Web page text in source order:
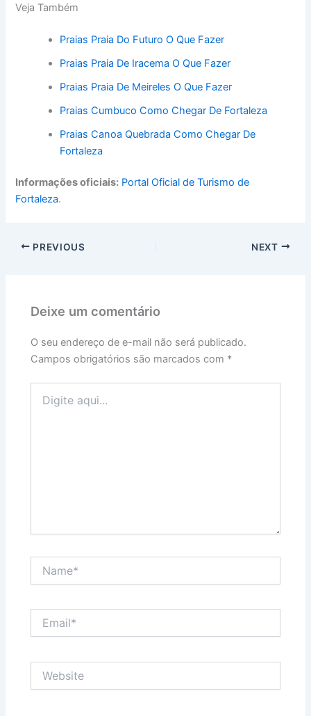
Veja Também
Praias Praia Do Futuro O Que Fazer
Praias Praia De Iracema O Que Fazer
Praias Praia De Meireles O Que Fazer
Praias Cumbuco Como Chegar De Fortaleza
Praias Canoa Quebrada Como Chegar De
Fortaleza
Informações oficiais: Portal Oficial de Turismo de
Fortaleza.
PREVIOUS NEXT
Deixe um comentário
O seu endereço de e-mail não será publicado.
Campos obrigatórios são marcados com *
aqui...